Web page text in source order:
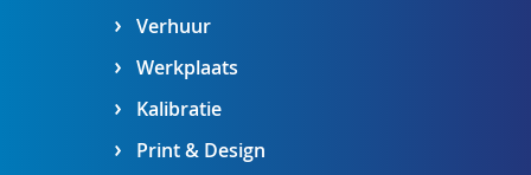
Verhuur
Werkplaats
Kalibratie
Print & Design